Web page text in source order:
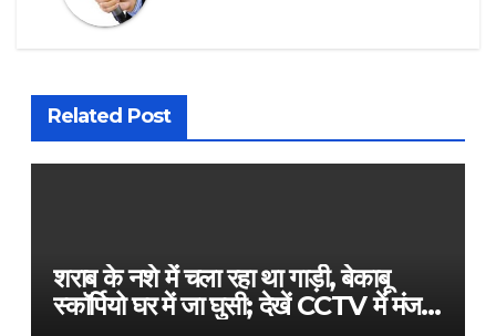
Related Post
शराब के नशे में चला रहा था गाड़ी, बेकाबू
स्कॉर्पियो घर में जा घुसी; देखें CCTV में मंजर​